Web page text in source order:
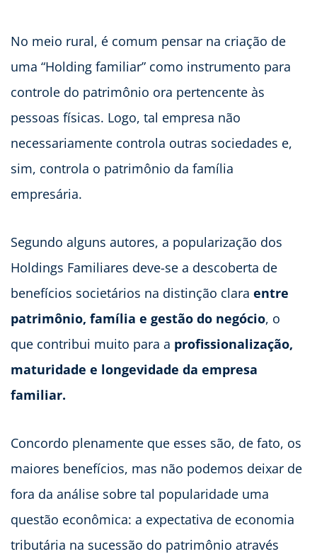
No meio rural, é comum pensar na criação de
uma “Holding familiar” como instrumento para
controle do patrimônio ora pertencente às
pessoas físicas. Logo, tal empresa não
necessariamente controla outras sociedades e,
sim, controla o patrimônio da família
empresária.
Segundo alguns autores, a popularização dos
Holdings Familiares deve-se a descoberta de
benefícios societários na distinção clara entre
patrimônio, família e gestão do negócio, o
que contribui muito para a profissionalização,
maturidade e longevidade da empresa
familiar.
Concordo plenamente que esses são, de fato, os
maiores benefícios, mas não podemos deixar de
fora da análise sobre tal popularidade uma
questão econômica: a expectativa de economia
tributária na sucessão do patrimônio através